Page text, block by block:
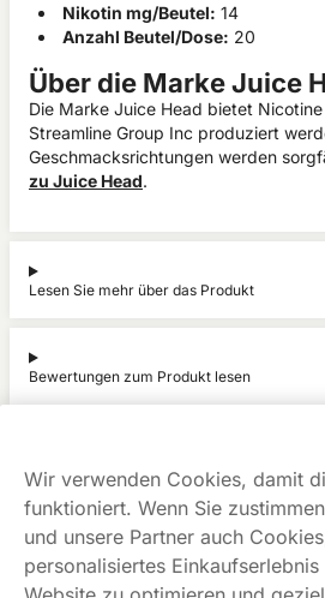
Nikotin mg/Beutel: 14
Anzahl Beutel/Dose: 20
Über die Marke Juice
Die Marke Juice Head bietet
Streamline Group Inc produziert
Geschmacksrichtungen werden
zu Juice Head.
Lesen Sie mehr über das Produkt
Bewertungen zum Produkt lesen
Rechnung
Gratis
Versand
Dieses Produkt ist nicht risikofrei
süchtig machende Substanz.
Wir verwenden Cookies, damit
funktioniert. Wenn Sie
und unsere Partner auch
personalisiertes